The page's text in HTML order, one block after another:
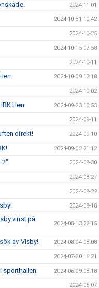
2024-11-01
2024-10-31 10:42
2024-10-25
2024-10-15 07:58
2024-10-11
2024-10-09 13:18
2024-10-02
Herr 2024-09-23 10:53
2024-09-11
direkt! 2024-09-10
2024-09-02 21:12
2" 2024-08-30
2024-08-27
2024-08-22
2024-08-18
vinst på
2024-08-13 22:15
av Visby! 2024-08-04 08:08
2024-07-20 16:21
sporthallen. 2024-06-09 08:18
2024-06-07